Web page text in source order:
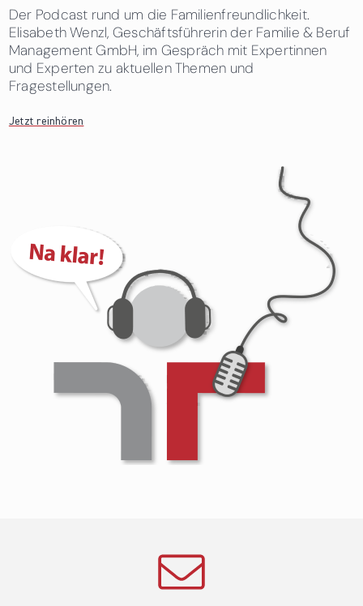
Der Podcast rund um die Familienfreundlichkeit.
Elisabeth Wenzl, Geschäftsführerin der Familie & Beruf
Management GmbH, im Gespräch mit Expertinnen
und Experten zu aktuellen Themen und
Fragestellungen.
Jetzt reinhören